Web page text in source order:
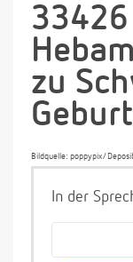
33426
zu
Bildquelle: poppypix/
In der